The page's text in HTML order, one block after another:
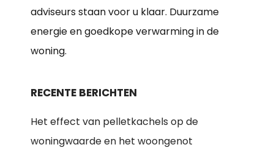
adviseurs staan voor u klaar. Duurzame
energie en goedkope verwarming in de
woning.
RECENTE BERICHTEN
Het effect van pelletkachels op de
woningwaarde en het woongenot